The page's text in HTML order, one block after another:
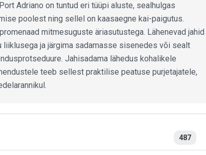
Adriano on tuntud eri tüüpi aluste, sealhulgas
poolest ning sellel on kaasaegne kai-paigutus.
mitmesuguste äriasutustega. Lähenevad jahid
liiklusega ja järgima sadamasse sisenedes või sealt
Jahisadama lähedus kohalikele
teeb sellest praktilise peatuse purjetajatele,
487